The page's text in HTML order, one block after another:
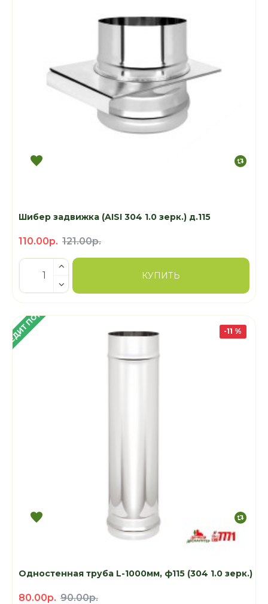
Шибер задвижка (AISI 304 1.0 зерк.) д.115
110.00р. 121.00р.
КУПИТЬ
ПОД 4% -11 %
Одностенная труба L-1000мм, ф115 (304 1.0 зерк.)
80.00р. 90.00р.